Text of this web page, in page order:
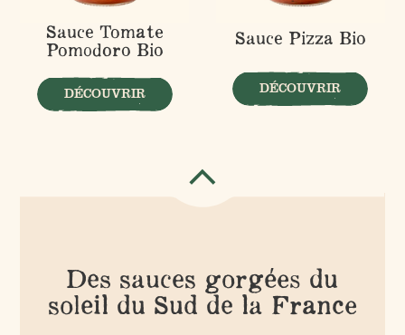
Des sauces gorgées du
soleil du Sud de la France
Sauce Tomate
Pomodoro Bio
DÉCOUVRIR
Sauce Pizza Bio
DÉCOUVRIR